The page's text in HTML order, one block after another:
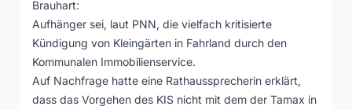
Brauhart:
Aufhänger sei, laut PNN, die vielfach kritisierte
Kündigung von Kleingärten in Fahrland durch den
Kommunalen Immobilienservice.
Auf Nachfrage hatte eine Rathaussprecherin erklärt,
dass das Vorgehen des KIS nicht mit dem der Tamax in